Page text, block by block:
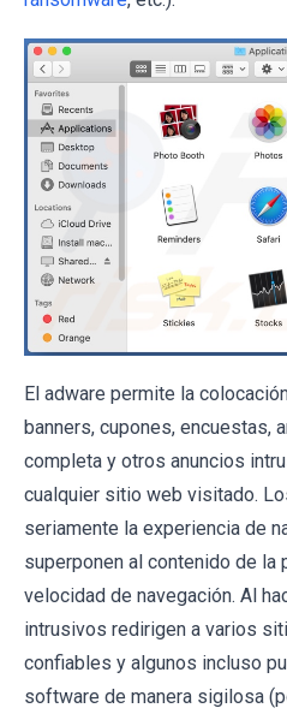
El adware permite la
banners, cupones, encuestas,
completa y otros anuncios
cualquier sitio web visitado.
seriamente la experiencia de
superponen al contenido de la
velocidad de navegación. Al
intrusivos redirigen a varios
confiables y algunos incluso
software de manera sigilosa